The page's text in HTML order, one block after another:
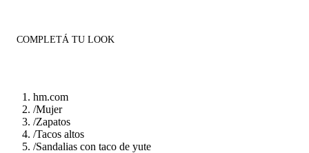
COMPLETÁ TU LOOK
hm.com
/Mujer
/Zapatos
/Tacos altos
/Sandalias con taco de yute